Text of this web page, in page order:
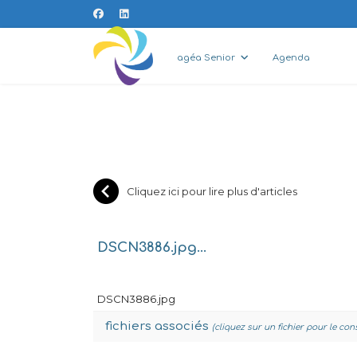
agéa Senior Agenda
Cliquez ici pour lire plus d'articles
DSCN3886.jpg...
DSCN3886.jpg
fichiers associés (cliquez sur un fichier pour le